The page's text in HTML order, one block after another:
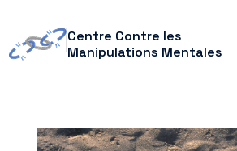
Centre Contre les
Manipulations Mentales